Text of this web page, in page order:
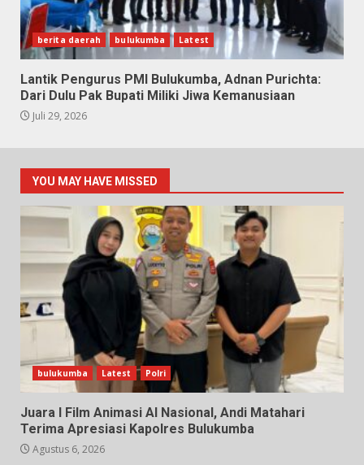
berita daerah bulukumba Latest
Lantik Pengurus PMI Bulukumba, Adnan Purichta:
Dari Dulu Pak Bupati Miliki Jiwa Kemanusiaan
Juli 29, 2026
YOU MAY HAVE MISSED
bulukumba Latest Polri
Juara I Film Animasi AI Nasional, Andi Matahari
Terima Apresiasi Kapolres Bulukumba
Agustus 6, 2026